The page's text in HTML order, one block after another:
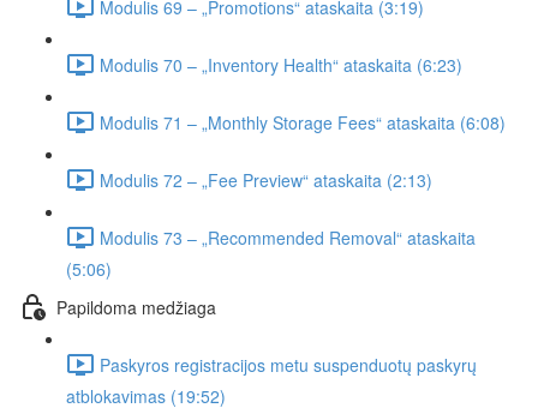
Modulis 69 – „Promotions“ ataskaita (3:19)
Modulis 70 – „Inventory Health“ ataskaita (6:23)
Modulis 71 – „Monthly Storage Fees“ ataskaita (6:08)
Modulis 72 – „Fee Preview“ ataskaita (2:13)
Modulis 73 – „Recommended Removal“ ataskaita
(5:06)
Papildoma medžiaga
Paskyros registracijos metu suspenduotų paskyrų
atblokavimas (19:52)